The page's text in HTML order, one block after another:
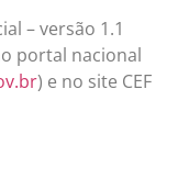
– versão 1.1
portal nacional
) e no site CEF